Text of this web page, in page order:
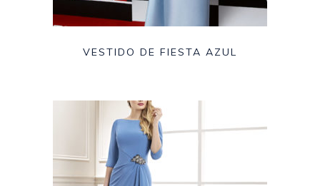
VESTIDO DE FIESTA AZUL